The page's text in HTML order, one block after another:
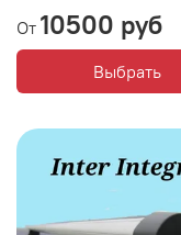
От 10500 руб
Выбрать